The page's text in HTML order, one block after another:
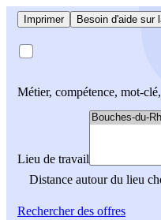
Imprimer Besoin d'aide sur
Métier, compétence, mot-
Lieu de travail
Distance autour du lieu
Rechercherdes offres